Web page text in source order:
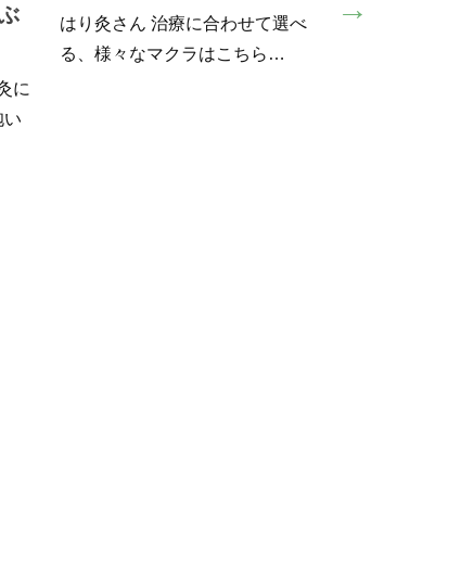
ご紹
ックな
ていま
てです
2023年10月からのダイワカン商品